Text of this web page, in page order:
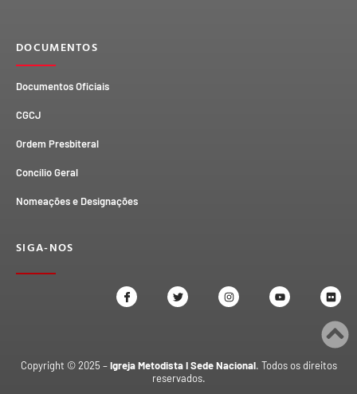
DOCUMENTOS
Documentos Oficiais
CGCJ
Ordem Presbiteral
Concílio Geral
Nomeações e Designações
SIGA-NOS
Copyright © 2025 –Igreja Metodista I Sede Nacional. Todos os direitos
reservados.